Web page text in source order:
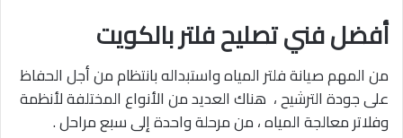
أفضل فني تصليح فلتر بالكويت
من المهم صيانة فلتر المياه واستبداله بانتظام من أجل الحفاظ
على جودة الترشيح ، هناك العديد من الأنواع المختلفة لأنظمة
وفلاتر معالجة المياه ، من مرحلة واحدة إلى سبع مراحل .